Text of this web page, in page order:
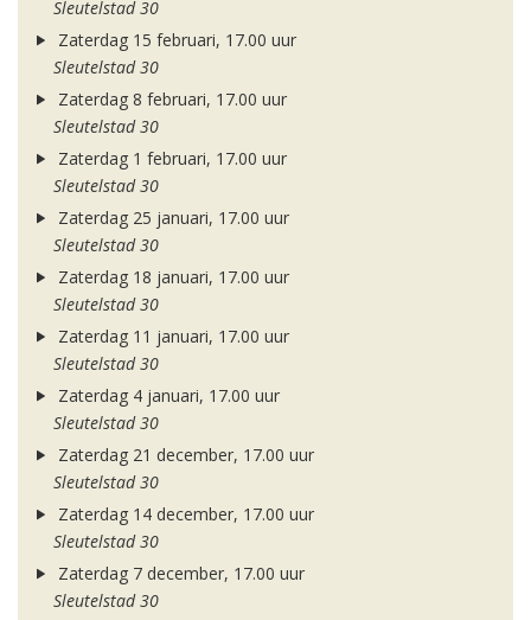
Sleutelstad 30
Zaterdag 15 februari, 17.00 uur
Sleutelstad 30
Zaterdag 8 februari, 17.00 uur
Sleutelstad 30
Zaterdag 1 februari, 17.00 uur
Sleutelstad 30
Zaterdag 25 januari, 17.00 uur
Sleutelstad 30
Zaterdag 18 januari, 17.00 uur
Sleutelstad 30
Zaterdag 11 januari, 17.00 uur
Sleutelstad 30
Zaterdag 4 januari, 17.00 uur
Sleutelstad 30
Zaterdag 21 december, 17.00 uur
Sleutelstad 30
Zaterdag 14 december, 17.00 uur
Sleutelstad 30
Zaterdag 7 december, 17.00 uur
Sleutelstad 30